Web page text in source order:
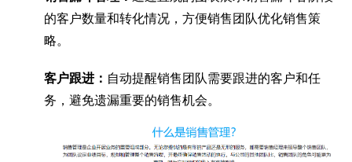
的客户数量和转化情况，方便销售团队优化销售策
略。
客户跟进： 自动提醒销售团队需要跟进的客户和任
务，避免遗漏重要的销售机会。